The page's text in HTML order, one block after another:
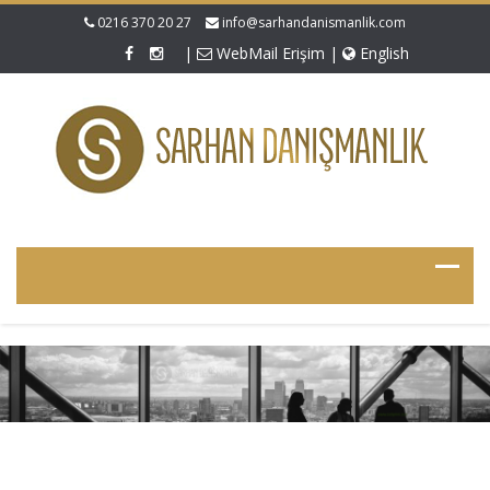
0216 370 20 27 info@sarhandanismanlik.com
| WebMail Erişim | English